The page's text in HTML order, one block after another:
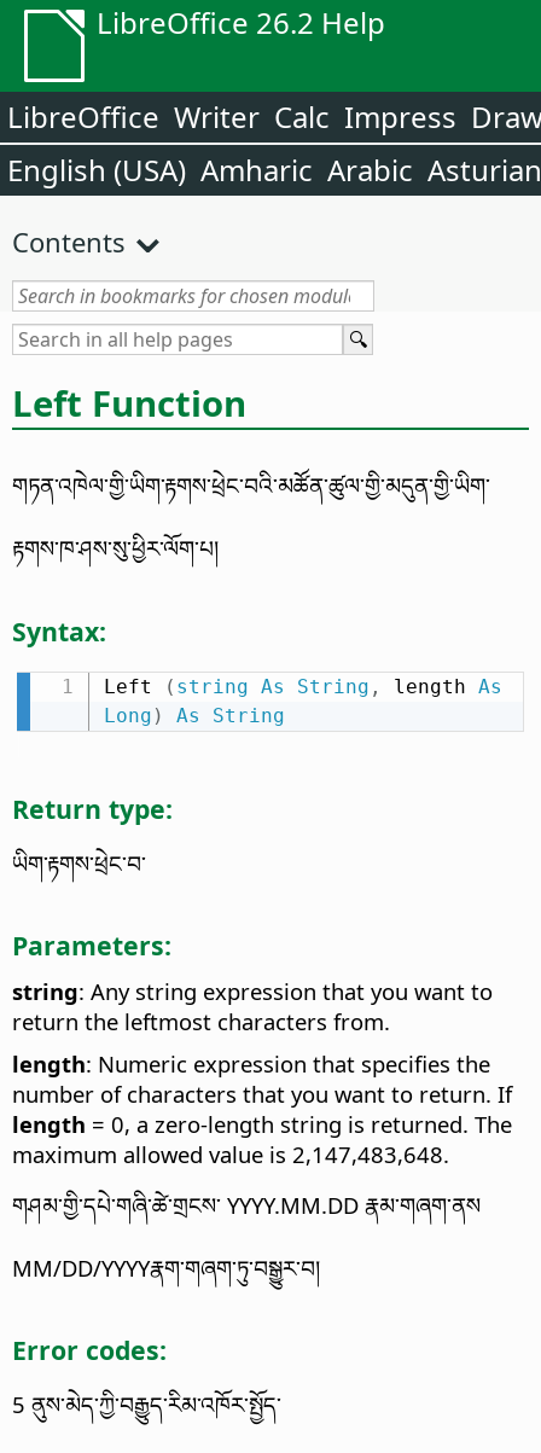
LibreOffice 26.2 Help
LibreOffice Writer Calc Impress
English (USA) Amharic Arabic Asturian
Contents
Left Function
གཏན་འཁེལ་གྱི་ཡིག་རྟགས་ཕྲེང་བའི་མཚོན་ཚུལ་གྱི་མདུན་གྱི་ཡིག་
རྟགས་ཁ་ཤས་སུ་ཕྱིར་ལོག་པ།
Syntax:
Left ( string As String , length As
Long ) As String
Return type:
ཡིག་རྟགས་ཕྲེང་བ་
Parameters:
string: Any string expression that you want to
return the leftmost characters from.
length: Numeric expression that specifies the
number of characters that you want to return. If
length = 0, a zero-length string is returned. The
maximum allowed value is 2,147,483,648.
གཤམ་གྱི་དཔེ་གཞི་ཚེ་གྲངས་ YYYY.MM.DD རྣམ་གཞག་ནས
MM/DD/YYYYརྣག་གཞག་ཏུ་བསྒྱུར་བ།
Error codes:
5 ནུས་མེད་ཀྱི་བརྒྱུད་རིམ་འཁོར་སྤྱོད་